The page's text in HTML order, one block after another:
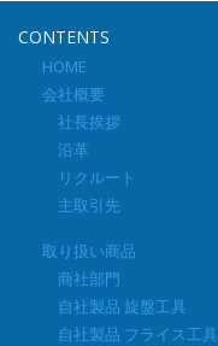
CONTENTS
HOME
会社概要
社長挨拶
沿革
リクルート
主取引先
取り扱い商品
商社部門
自社製品 旋盤工具
自社製品 フライス工具